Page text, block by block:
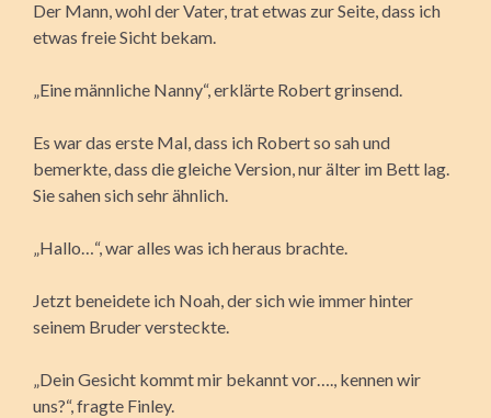
Der Mann, wohl der Vater, trat etwas zur Seite, dass ich
etwas freie Sicht bekam.
„Eine männliche Nanny“, erklärte Robert grinsend.
Es war das erste Mal, dass ich Robert so sah und
bemerkte, dass die gleiche Version, nur älter im Bett lag.
Sie sahen sich sehr ähnlich.
„Hallo…“, war alles was ich heraus brachte.
Jetzt beneidete ich Noah, der sich wie immer hinter
seinem Bruder versteckte.
„Dein Gesicht kommt mir bekannt vor…., kennen wir
uns?“, fragte Finley.